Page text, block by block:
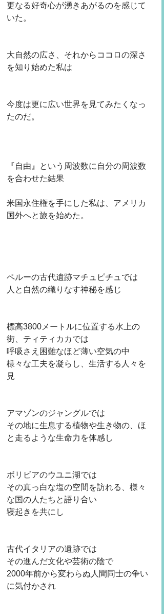
更なる好奇心が湧きあがるのを感じて
いた。
大自然の広さ、それからココロの深さ
を知り始めた私は
今度は更に広い世界を見てみたくなっ
たのだ。
『自由』という周波数に自分の周波数
を合わせた結果
米国永住権を手にした私は、アメリカ
国外へと旅を始めた。
ペルーの古代遺跡マチュピチュでは
人と自然の織りなす神秘を感じ
標高3800メートルに位置する水上の
街、ティティカカでは
呼吸さえ困難なほど薄い空気の中
様々な工夫を凝らし、生活する人々を
見
アマゾンのジャングルでは
その地に生息する植物や生き物の、ほ
と走るような生命力を体感し
ボリビアのウユニ湖では
その真っ白な塩の空間を訪れる、様々
な国の人たちと語り合い
寝起きを共にし
古代イタリアの遺跡では
その進んだ文化や芸術の陰で
2000年前から変わらぬ人間同士の争い
に気付かされ